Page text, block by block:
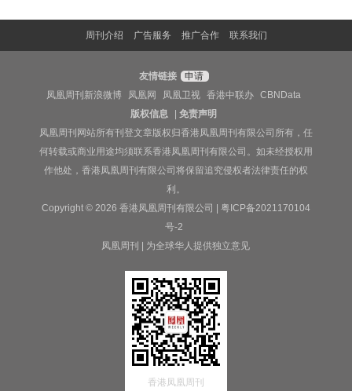
周刊介绍 广告服务 推广合作 联系我们
友情链接 申请
凤凰周刊新浪微博
凤凰网 凤凰卫视 香港中联办
CBNData
版权信息
|免责声明
凤凰周刊网站所有刊登文章版权归香港凤凰周刊有限公司所有，任
何转载或商业用途均须联系香港凤凰周刊有限公司。如未经授权用
作他处，香港凤凰周刊有限公司将保留追究侵权者法律责任的权
利。
Copyright © 2026 香港凤凰周刊有限公司 | 粤ICP备2021170104
号-2
凤凰周刊 | 为全球华人提供独立意见
香港凤凰周刊